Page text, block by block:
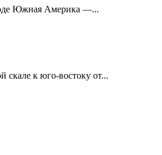
Южная Америка —...
к юго-востоку от...